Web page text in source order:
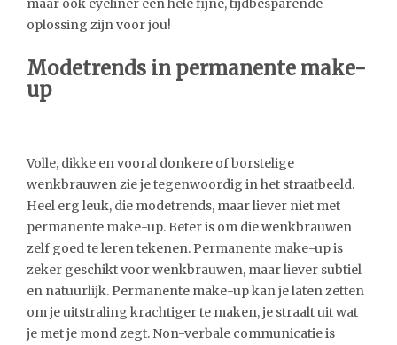
maar ook eyeliner een hele fijne, tijdbesparende
oplossing zijn voor jou!
Modetrends in permanente make-
up
Volle, dikke en vooral donkere of borstelige
wenkbrauwen zie je tegenwoordig in het straatbeeld.
Heel erg leuk, die modetrends, maar liever niet met
permanente make-up. Beter is om die wenkbrauwen
zelf goed te leren tekenen. Permanente make-up is
zeker geschikt voor wenkbrauwen, maar liever subtiel
en natuurlijk. Permanente make-up kan je laten zetten
om je uitstraling krachtiger te maken, je straalt uit wat
je met je mond zegt. Non-verbale communicatie is